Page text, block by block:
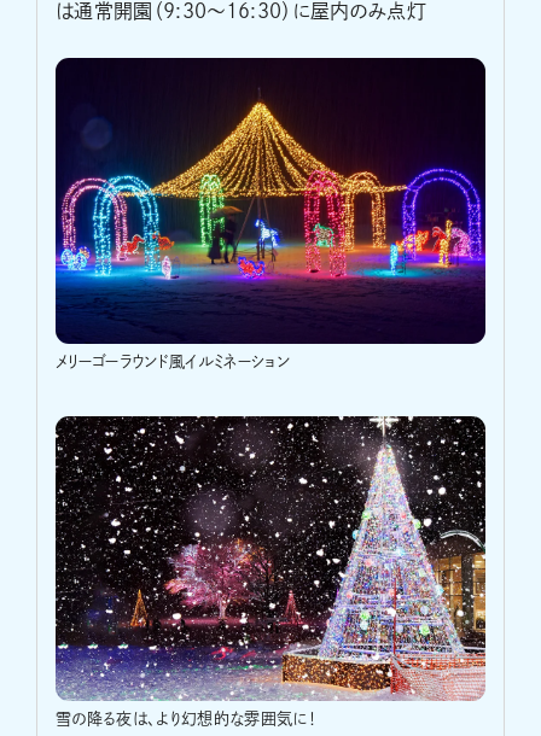
は通常開園（9:30～16:30）に屋内のみ点灯
メリーゴーラウンド風イルミネーション
雪の降る夜は、より幻想的な雰囲気に！